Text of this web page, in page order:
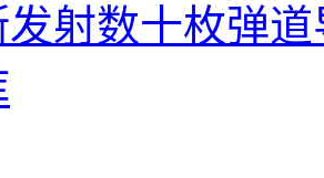
射数十枚弹